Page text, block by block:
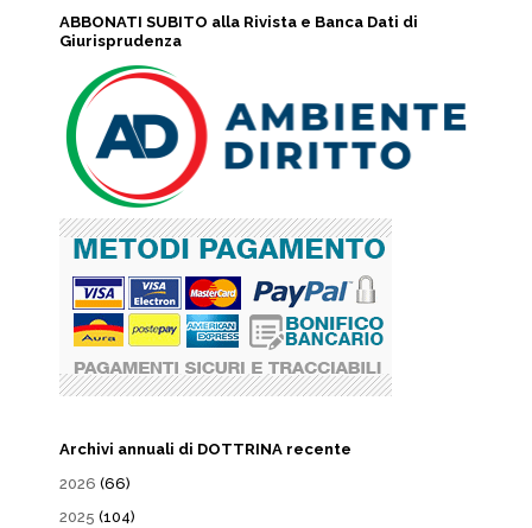
ABBONATI SUBITO alla Rivista e Banca Dati di
Giurisprudenza
Archivi annuali di DOTTRINA recente
2026 (66)
2025 (104)